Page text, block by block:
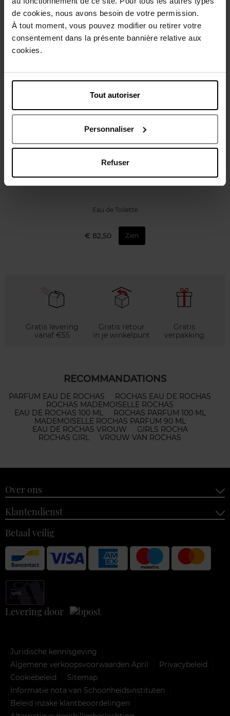
de cookies, nous avons besoin de votre permission.
À tout moment, vous pouvez modifier ou retirer votre
consentement dans la présente bannière relative aux
cookies.
Tout autoriser
Personnaliser
Refuser
Review Beleid inzake klantbeoordelingen
ROCHAS
Eau de Toilette
€ 82,50 Zien
Gratis levering
vanaf €55
Gratis retour
in je winkelpunt
Gratis
verpakking
RECOMMANDATIONS
PARFUM EAU DE ROCHAS
ROCHAS EAU DE ROCHAS
ROCHAS MADEMOISELLE ROCHAS
EAU DE ROCHAS 100 ML
ROCHAS PARFUM 100 ML
MADEMOISELLE ROCHAS PARFUM 90 ML
EAU DE ROCHAS VROUW
GIRLS ROCHA
ROCHAS GIRL
VROUW VAN ROCHAS
Over ons
Klantendienst
Betaal veilig
Levering door
Juridische kennisgeving
Algemene verkoopsvoorwaarden April
Privacybeleid
Cookiebeleid
Sitemap
Informatie nota van Schoonheidsinstituten
Beleid inzake klantbeoordelingen